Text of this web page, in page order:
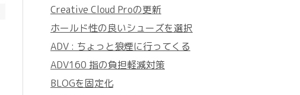
Creative Cloud Proの更新
ホールド性の良いシューズを選択
ADV : ちょっと狼煙に行ってくる
ADV160 指の負担軽減対策
BLOGを固定化